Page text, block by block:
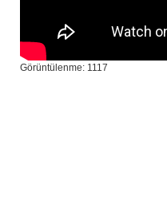
Görüntülenme: 1117